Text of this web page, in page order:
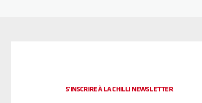
S'INSCRIRE À LA CHILLI NEWSLETTER